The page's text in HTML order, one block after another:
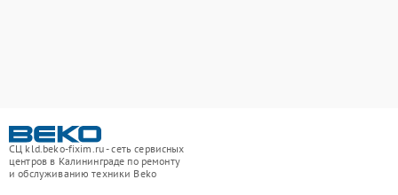
СЦ kld.beko-fixim.ru - сеть сервисных
центров в Калининграде по ремонту
и обслуживанию техники Beko